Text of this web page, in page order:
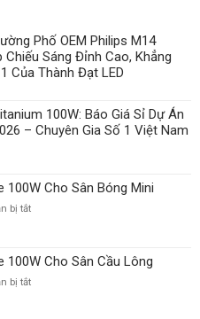
Phố OEM Philips M14
Chiếu Sáng Đỉnh Cao, Khẳng
Của Thành Đạt LED
100W: Báo Giá Sỉ Dự Án
– Chuyên Gia Số 1 Việt Nam
100W Cho Sân Bóng Mini
bị tắtở
100W
Cho
100W Cho Sân Cầu Lông
bị tắtở